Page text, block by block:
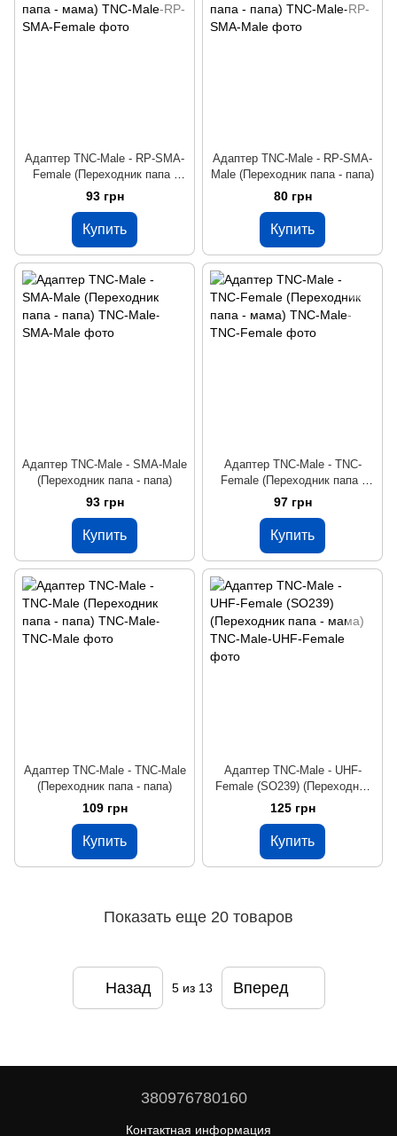
Адаптер TNC-Male - RP-SMA-
Female (Переходник папа -
мама)
93 грн
Купить
Адаптер TNC-Male - RP-SMA-
Male (Переходник папа - папа)
80 грн
Купить
Адаптер TNC-Male - SMA-Male
(Переходник папа - папа)
93 грн
Купить
Адаптер TNC-Male - TNC-
Female (Переходник папа -
мама)
97 грн
Купить
Адаптер TNC-Male - TNC-Male
(Переходник папа - папа)
109 грн
Купить
Адаптер TNC-Male - UHF-
Female (SO239) (Переходник
папа - мама)
125 грн
Купить
Показать еще 20 товаров
Назад 5из 13 Вперед
380976780160
Контактная информация